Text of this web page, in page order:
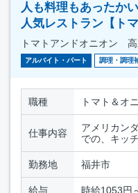
人も料理もあったか
人気レストラン【ト
トマトアンドオニオン
アルバイト・パート 調理・調理
職種 トマト＆オ
仕事内容
アメリカン
での、キッ
勤務地 福井市
給与 時給1053円